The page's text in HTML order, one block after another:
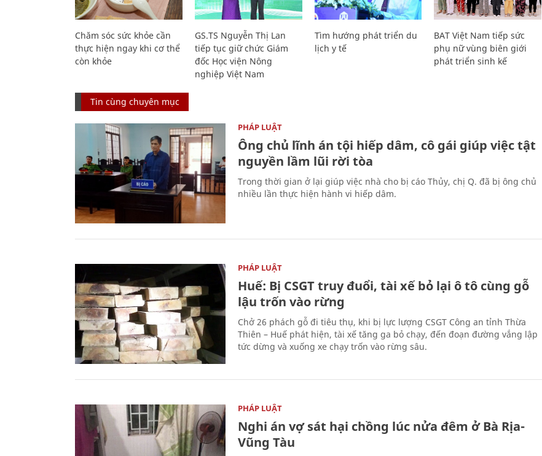
Chăm sóc sức khỏe cần
thực hiện ngay khi cơ thể
còn khỏe
GS.TS Nguyễn Thị Lan
tiếp tục giữ chức Giám
đốc Học viện Nông
nghiệp Việt Nam
Tìm hướng phát triển du
lịch y tế
BAT Việt Nam tiếp sức
phụ nữ vùng biên giới
phát triển sinh kế
Tin cùng chuyên mục
PHÁP LUẬT
Ông chủ lĩnh án tội hiếp dâm, cô gái giúp việc tật
nguyền lầm lũi rời tòa
Trong thời gian ở lại giúp việc nhà cho bị cáo Thủy, chị Q. đã bị ông chủ
nhiều lần thực hiện hành vi hiếp dâm.
PHÁP LUẬT
Huế: Bị CSGT truy đuổi, tài xế bỏ lại ô tô cùng gỗ
lậu trốn vào rừng
Chở 26 phách gỗ đi tiêu thụ, khi bị lực lượng CSGT Công an tỉnh Thừa
Thiên – Huế phát hiện, tài xế tăng ga bỏ chạy, đến đoạn đường vắng lập
tức dừng và xuống xe chạy trốn vào rừng sâu.
PHÁP LUẬT
Nghi án vợ sát hại chồng lúc nửa đêm ở Bà Rịa-
Vũng Tàu